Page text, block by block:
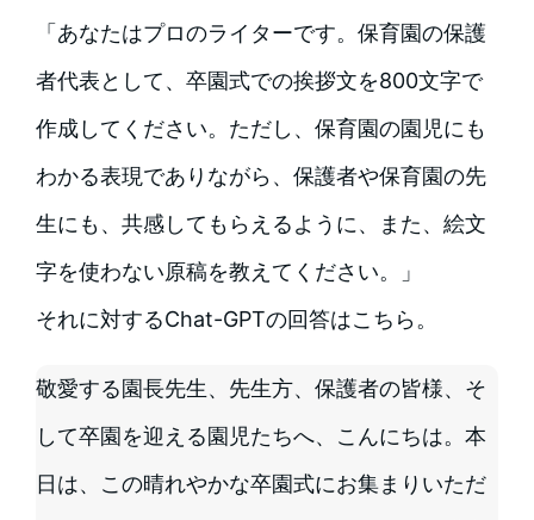
「あなたはプロのライターです。保育園の保護
者代表として、卒園式での挨拶文を800文字で
作成してください。ただし、保育園の園児にも
わかる表現でありながら、保護者や保育園の先
生にも、共感してもらえるように、また、絵文
字を使わない原稿を教えてください。」
それに対するChat-GPTの回答はこちら。
敬愛する園長先生、先生方、保護者の皆様、そ
して卒園を迎える園児たちへ、こんにちは。本
日は、この晴れやかな卒園式にお集まりいただ